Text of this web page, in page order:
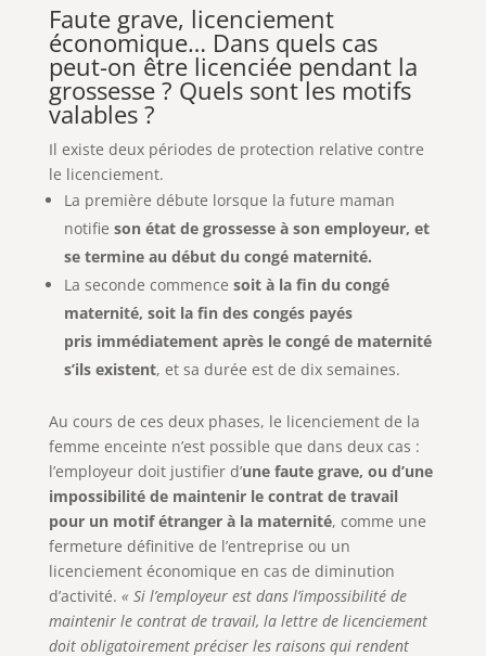
Faute grave, licenciement
économique… Dans quels cas
peut-on être licenciée pendant la
grossesse ? Quels sont les motifs
valables ?
Il existe deux périodes de protection relative contre
le licenciement.
La première débute lorsque la future maman
notifie son état de grossesse à son employeur, et
se termine au début du congé maternité.
La seconde commence soit à la fin du congé
maternité, soit la fin des congés payés
pris immédiatement après le congé de maternité
s’ils existent, et sa durée est de dix semaines.
Au cours de ces deux phases, le licenciement de la
femme enceinte n’est possible que dans deux cas :
l’employeur doit justifier d’une faute grave, ou d’une
impossibilité de maintenir le contrat de travail
pour un motif étranger à la maternité, comme une
fermeture définitive de l’entreprise ou un
licenciement économique en cas de diminution
d’activité. « Si l’employeur est dans l’impossibilité de
maintenir le contrat de travail, la lettre de licenciement
doit obligatoirement préciser les raisons qui rendent